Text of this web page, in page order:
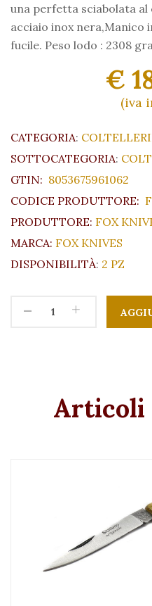
una perfetta sciabolata
acciaio inox nera,Manico
fucile. Peso lodo : 2308
€
(iva
CATEGORIA:
SOTTOCATEGORIA:
GTIN: 8053675961062
CODICE PRODUTTORE:
PRODUTTORE: FOX
MARCA: FOX KNIVES
DISPONIBILITÀ: 2 PZ
- +
Articoli